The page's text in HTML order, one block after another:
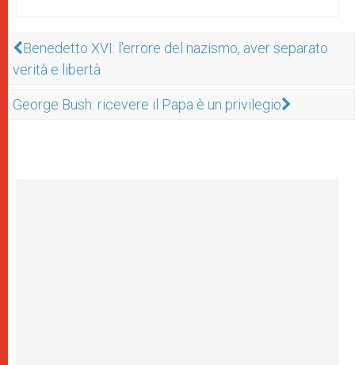
Benedetto XVI: l'errore del nazismo, aver separato
verità e libertà
George Bush: ricevere il Papa è un privilegio